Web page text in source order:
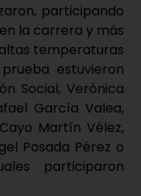
participando
la carrera y más
temperaturas
estuvieron
Social, Verónica
García Valea,
Martín Vélez,
Posada Pérez o
participaron